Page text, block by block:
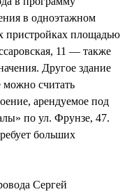
в одноэтажном
пристройках площадью
11 — также
Другое здание
можно считать
арендуемое под
по ул. Фрунзе, 47.
больших
Сергей